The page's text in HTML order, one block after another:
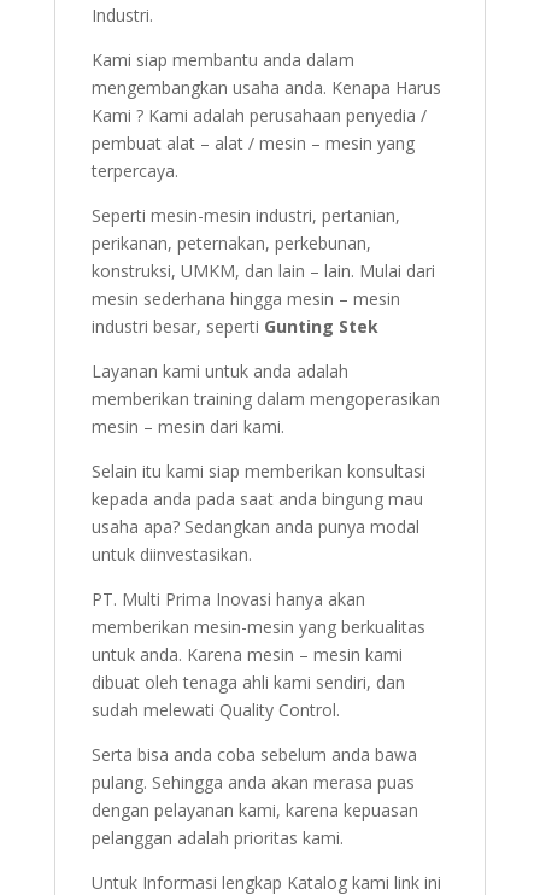
Industri.
Kami siap membantu anda dalam
mengembangkan usaha anda. Kenapa Harus
Kami ? Kami adalah perusahaan penyedia /
pembuat alat – alat / mesin – mesin yang
terpercaya.
Seperti mesin-mesin industri, pertanian,
perikanan, peternakan, perkebunan,
konstruksi, UMKM, dan lain – lain. Mulai dari
mesin sederhana hingga mesin – mesin
industri besar, seperti Gunting Stek
Layanan kami untuk anda adalah
memberikan training dalam mengoperasikan
mesin – mesin dari kami.
Selain itu kami siap memberikan konsultasi
kepada anda pada saat anda bingung mau
usaha apa? Sedangkan anda punya modal
untuk diinvestasikan.
PT. Multi Prima Inovasi hanya akan
memberikan mesin-mesin yang berkualitas
untuk anda. Karena mesin – mesin kami
dibuat oleh tenaga ahli kami sendiri, dan
sudah melewati Quality Control.
Serta bisa anda coba sebelum anda bawa
pulang. Sehingga anda akan merasa puas
dengan pelayanan kami, karena kepuasan
pelanggan adalah prioritas kami.
Untuk Informasi lengkap Katalog kami link ini